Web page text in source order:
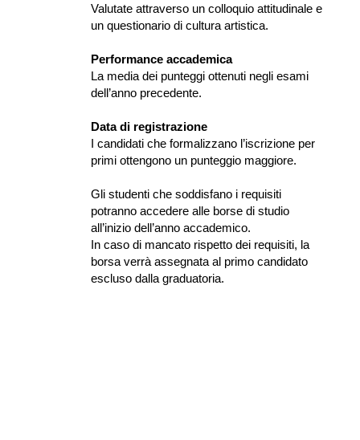
Valutate attraverso un colloquio attitudinale e
un questionario di cultura artistica.
Performance accademica
La media dei punteggi ottenuti negli esami
dell’anno precedente.
Data di registrazione
I candidati che formalizzano l’iscrizione per
primi ottengono un punteggio maggiore.
Gli studenti che soddisfano i requisiti
potranno accedere alle borse di studio
all’inizio dell’anno accademico.
In caso di mancato rispetto dei requisiti, la
borsa verrà assegnata al primo candidato
escluso dalla graduatoria.